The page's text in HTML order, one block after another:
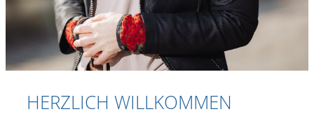
HERZLICH WILLKOMMEN